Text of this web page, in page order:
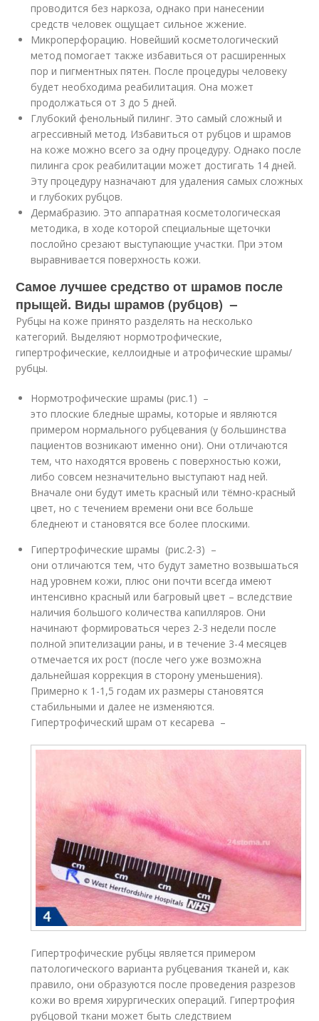
проводится без наркоза, однако при нанесении
средств человек ощущает сильное жжение.
Микроперфорацию. Новейший косметологический
метод помогает также избавиться от расширенных
пор и пигментных пятен. После процедуры человеку
будет необходима реабилитация. Она может
продолжаться от 3 до 5 дней.
Глубокий фенольный пилинг. Это самый сложный и
агрессивный метод. Избавиться от рубцов и шрамов
на коже можно всего за одну процедуру. Однако после
пилинга срок реабилитации может достигать 14 дней.
Эту процедуру назначают для удаления самых сложных
и глубоких рубцов.
Дермабразию. Это аппаратная косметологическая
методика, в ходе которой специальные щеточки
послойно срезают выступающие участки. При этом
выравнивается поверхность кожи.
Самое лучшее средство от шрамов после
прыщей. Виды шрамов (рубцов) –
Рубцы на коже принято разделять на несколько
категорий. Выделяют нормотрофические,
гипертрофические, келлоидные и атрофические шрамы/
рубцы.
Нормотрофические шрамы (рис.1) –
это плоские бледные шрамы, которые и являются
примером нормального рубцевания (у большинства
пациентов возникают именно они). Они отличаются
тем, что находятся вровень с поверхностью кожи,
либо совсем незначительно выступают над ней.
Вначале они будут иметь красный или тёмно-красный
цвет, но с течением времени они все больше
бледнеют и становятся все более плоскими.
Гипертрофические шрамы (рис.2-3) –
они отличаются тем, что будут заметно возвышаться
над уровнем кожи, плюс они почти всегда имеют
интенсивно красный или багровый цвет – вследствие
наличия большого количества капилляров. Они
начинают формироваться через 2-3 недели после
полной эпителизации раны, и в течение 3-4 месяцев
отмечается их рост (после чего уже возможна
дальнейшая коррекция в сторону уменьшения).
Примерно к 1-1,5 годам их размеры становятся
стабильными и далее не изменяются.
Гипертрофический шрам от кесарева –
Гипертрофические рубцы является примером
патологического варианта рубцевания тканей и, как
правило, они образуются после проведения разрезов
кожи во время хирургических операций. Гипертрофия
рубцовой ткани может быть следствием